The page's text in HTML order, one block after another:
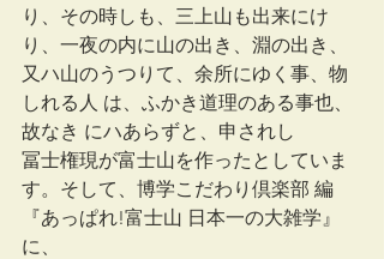
り、その時しも、三上山も出来にけ
り、一夜の内に山の出き、淵の出き、
又ハ山のうつりて、余所にゆく事、物
しれる人 は、ふかき道理のある事也、
故なき にハあらずと、申されし
冨士権現が富士山を作ったとしていま
す。そして、博学こだわり倶楽部 編
『あっぱれ!富士山 日本一の大雑学』
に、